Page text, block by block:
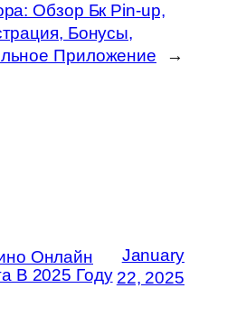
Обзор Бк Pin-up,
Бонусы,
Приложение
→
Онлайн
В 2025 Году
January
22, 2025